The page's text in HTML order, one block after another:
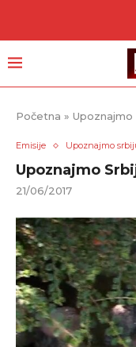
Početna » Upoznajmo
Emisije Upoznajmo
Upoznajmo
21/06/2017